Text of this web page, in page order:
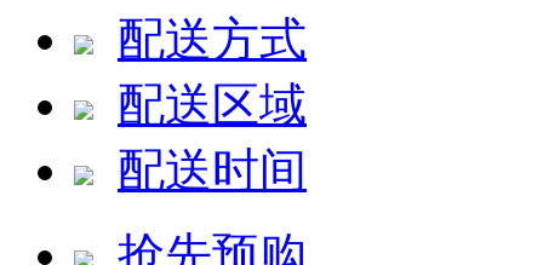
配送方式
配送区域
配送时间